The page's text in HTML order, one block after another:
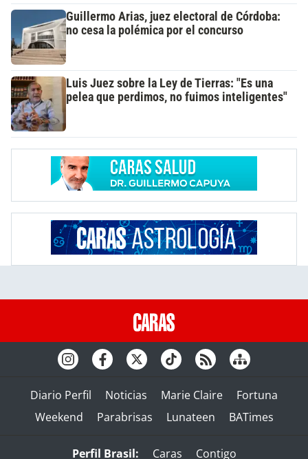
Guillermo Arias, juez electoral de Córdoba:
no cesa la polémica por el concurso
Luis Juez sobre la Ley de Tierras: "Es una
pelea que perdimos, no fuimos inteligentes"
Diario Perfil Noticias Marie Claire
Fortuna
Weekend
Parabrisas Lunateen BATimes
Perfil Brasil: Caras Contigo